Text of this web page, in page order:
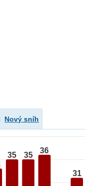
Nový sníh
35 35
36
31